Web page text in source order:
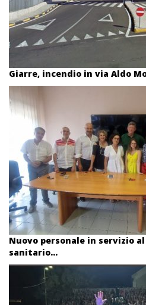
Giarre, incendio in via Aldo
Nuovo personale in servizio
sanitario...